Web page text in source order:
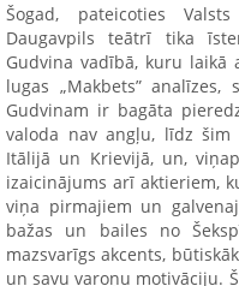
Šogad, pateicoties
Daugavpils teātrī tika
Gudvina vadībā, kuru laikā
lugas „Makbets”
Gudvinam ir bagāta
valoda nav angļu, līdz
Itālijā un Krievijā, un,
izaicinājums arī aktieriem,
viņa pirmajiem un
bažas un bailes no
mazsvarīgs akcents,
un savu varoņu motivāciju.